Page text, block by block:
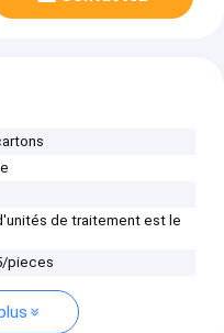
de traitement est le
pieces